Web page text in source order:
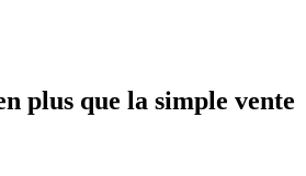
plus que la simple vente